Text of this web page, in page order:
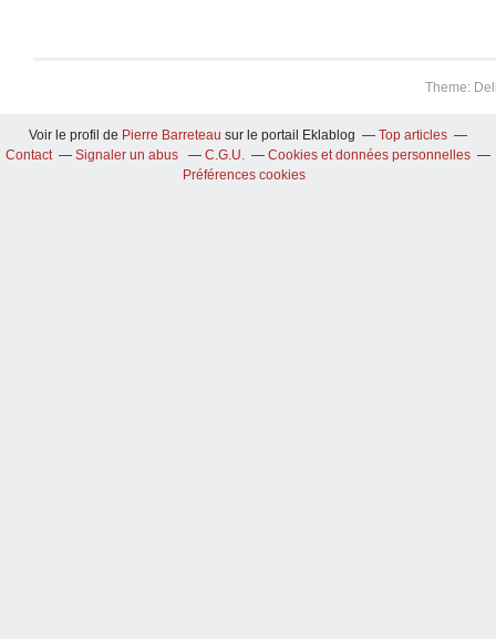
Theme:
Voir le profil de Pierre Barreteau sur le portail Eklablog
Top articles
Contact
Signaler un abus C.G.U.
Cookies et données personnelles
Préférences cookies